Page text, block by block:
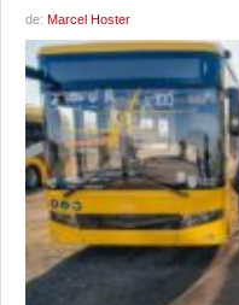
de: Marcel Hoster